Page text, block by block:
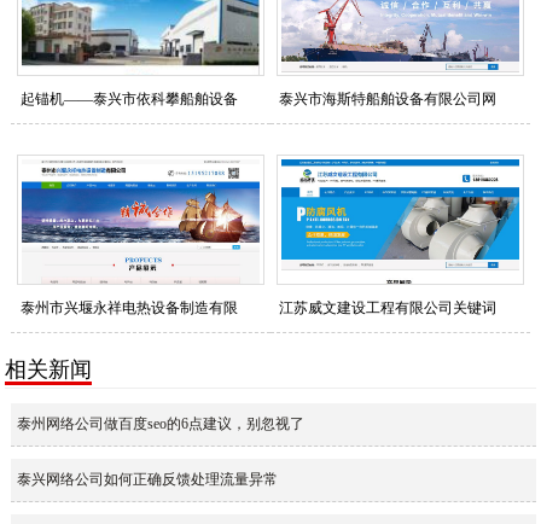
起锚机——泰兴市依科攀船舶设备
股份有限公司行业整站优化排名
泰兴市海斯特船舶设备有限公司网
站关键词优化排名查询列表
泰州市兴堰永祥电热设备制造有限
公司网站关键词优化排名查询列表
江苏威文建设工程有限公司关键词
整站优化排名查询列表
相关新闻
泰州网络公司做百度seo的6点建议，别忽视了
泰兴网络公司如何正确反馈处理流量异常